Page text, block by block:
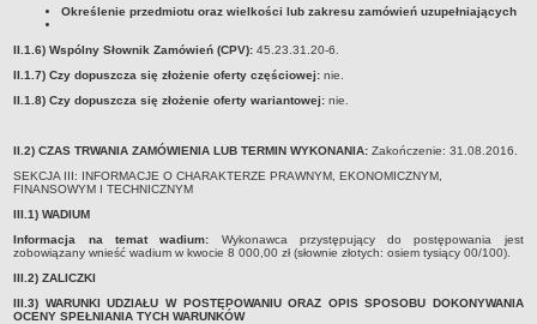
WŁADZE I STRUKTURA
Struktura organizacyjna
Rada gminy
Wójt
Jednostki organizacyjne, GOPS, Instytucja kultury, OSP
Jednostki pomocnicze - sołectwa
Sesje Rady Gminy Rypin
PRAWO LOKALNE
Statut
Określenie przedmiotu oraz wielkości lub zakresu zamówień uzupełniających
II.1.6) Wspólny Słownik Zamówień (CPV): 45.23.31.20-6.
II.1.7) Czy dopuszcza się złożenie oferty częściowej: nie.
II.1.8) Czy dopuszcza się złożenie oferty wariantowej: nie.
II.2) CZAS TRWANIA ZAMÓWIENIA LUB TERMIN WYKONANIA: Zakończenie: 31.08.2016.
SEKCJA III: INFORMACJE O CHARAKTERZE PRAWNYM, EKONOMICZNYM,
FINANSOWYM I TECHNICZNYM
III.1) WADIUM
Informacja na temat wadium: Wykonawca przystępujący do postępowania jest
zobowiązany wnieść wadium w kwocie 8 000,00 zł (słownie złotych: osiem tysiący 00/100).
III.2) ZALICZKI
III.3) WARUNKI UDZIAŁU W POSTĘPOWANIU ORAZ OPIS SPOSOBU DOKONYWANIA
OCENY SPEŁNIANIA TYCH WARUNKÓW